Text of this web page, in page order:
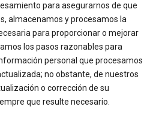
para asegurarnos de que
almacenamos y procesamos la
para proporcionar o mejorar
los pasos razonables para
personal que procesamos
no obstante, de nuestros
o corrección de su
que resulte necesario.